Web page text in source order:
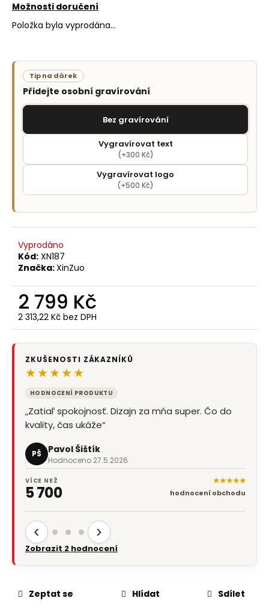
Možnosti doručení
Položka byla vyprodána…
Tip na dárek
Přidejte osobní gravírování
Bez gravírování
Vygravírovat text
(+300 Kč)
Vygravírovat logo
(+500 Kč)
Vyprodáno
Kód: XN187
Značka:XinZuo
2 799 Kč
2 313,22 Kč bez DPH
Měrná
ZKUŠENOSTI ZÁKAZNÍKŮ
★★★★★
HODNOCENÍ PRODUKTU
„Zatiaľ spokojnosť. Dizajn za mňa super. Čo do
kvality, čas ukáže“
PŠ Pavol Šištík
Hodnoceno 27.5.2026
VÍCE NEŽ
5 700
★★★★★
hodnocení obchodu
‹ ›
Zobrazit 2 hodnocení
Zeptat se Hlídat Sdílet
e
m